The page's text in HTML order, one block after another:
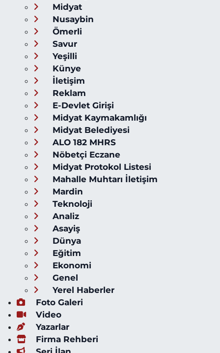
Midyat
Nusaybin
Ömerli
Savur
Yeşilli
Künye
İletişim
Reklam
E-Devlet Girişi
Midyat Kaymakamlığı
Midyat Belediyesi
ALO 182 MHRS
Nöbetçi Eczane
Midyat Protokol Listesi
Mahalle Muhtarı İletişim
Mardin
Teknoloji
Analiz
Asayiş
Dünya
Eğitim
Ekonomi
Genel
Yerel Haberler
Foto Galeri
Video
Yazarlar
Firma Rehberi